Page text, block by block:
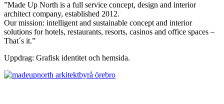
”Made Up North is a full service concept, design and interior
architect company, established 2012.
Our mission: intelligent and sustainable concept and interior
solutions for hotels, restaurants, resorts, casinos and office spaces –
That´s it.”
Uppdrag: Grafisk identitet och hemsida.